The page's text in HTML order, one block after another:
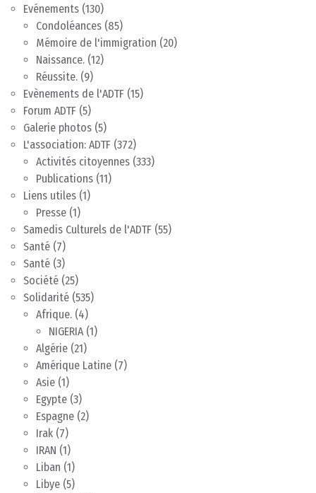
Evénements (130)
Condoléances (85)
Mémoire de l'immigration (20)
Naissance. (12)
Réussite. (9)
Evènements de l'ADTF (15)
Forum ADTF (5)
Galerie photos (5)
L'association: ADTF (372)
Activités citoyennes (333)
Publications (11)
Liens utiles (1)
Presse (1)
Samedis Culturels de l'ADTF (55)
Santé (7)
Santé (3)
Société (25)
Solidarité (535)
Afrique. (4)
NIGERIA(1)
Algérie (21)
Amérique Latine (7)
Asie (1)
Egypte (3)
Espagne (2)
Irak (7)
IRAN (1)
Liban (1)
Libye (5)